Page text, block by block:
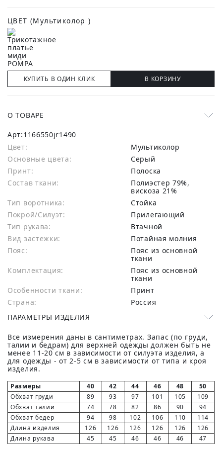
ЦВЕТ (Мультиколор )
КУПИТЬ В ОДИН КЛИК В КОРЗИНУ
О ТОВАРЕ
Арт:1166550jr1490
Цвет:
Мультиколор
Основные цвета:
серый
Принт:
Полоска
Состав ткани:
полиэстер 79%,
вискоза 21%
Тип воротника:
Стойка
Покрой/Силуэт:
Прилегающий
Тип рукава:
Втачной
Вид застежки:
Потайная молния
Пояс:
Пояс из основной
ткани
Комплектация:
Пояс из основной
ткани
Особенности ткани:
Принт
Страна:
Россия
ПАРАМЕТРЫ ИЗДЕЛИЯ
Все измерения даны в сантиметрах. Запас (по груди,
талии и бедрам) для верхней одежды должен быть не
менее 11-20 см в зависимости от силуэта изделия, а
для одежды - от 2-5 см в зависимости от типа и кроя
изделия.
Размеры 40 42 44 46 48
50
Обхват груди
89 93 97 101 105
109
Обхват талии
74 78 82 86 90
94
Обхват бедер
94 98 102 106 110
114
Длина изделия
126 126 126 126 126
126
Длина рукава
45 45 46 46 46 47